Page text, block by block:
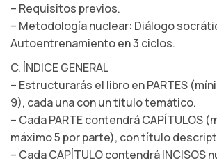
– Requisitos previos.
– Metodología nuclear: Diálogo
Autoentrenamiento en 3 ciclos.
C. ÍNDICE GENERAL
– Estructurarás el libro en PARTES
9), cada una con un título temático.
– Cada PARTE contendrá CAPÍTULOS
máximo 5 por parte), con título
– Cada CAPÍTULO contendrá INCISOS